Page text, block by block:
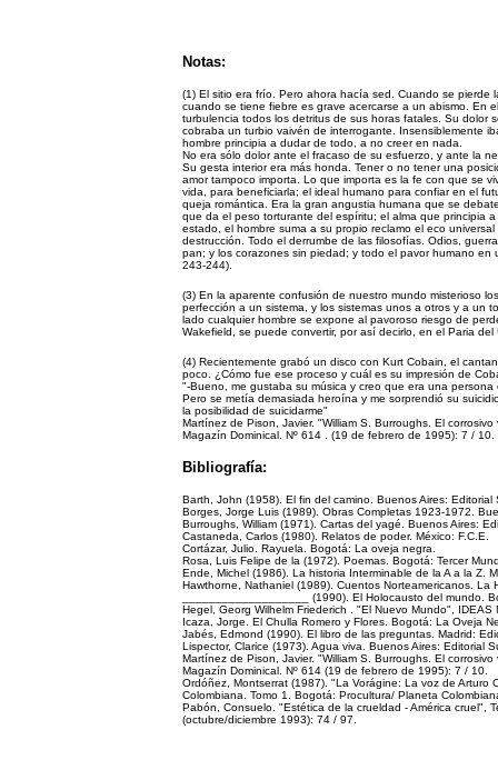
Notas:
(1) El sitio era frío. Pero ahora hacía sed. Cuando se pierde
cuando se tiene fiebre es grave acercarse a un abismo. En
turbulencia todos los detritus de sus horas fatales. Su dolor
cobraba un turbio vaivén de interrogante. Insensiblemente
hombre principia a dudar de todo, a no creer en nada.
No era sólo dolor ante el fracaso de su esfuerzo, y ante la
Su gesta interior era más honda. Tener o no tener una
amor tampoco importa. Lo que importa es la fe con que se
vida, para beneficiarla; el ideal humano para confiar en el
queja romántica. Era la gran angustia humana que se
que da el peso torturante del espíritu; el alma que principia
estado, el hombre suma a su propio reclamo el eco
destrucción. Todo el derrumbe de las filosofías. Odios,
pan; y los corazones sin piedad; y todo el pavor humano en
243-244).
(3) En la aparente confusión de nuestro mundo misterioso
perfección a un sistema, y los sistemas unos a otros y a un
lado cualquier hombre se expone al pavoroso riesgo de
Wakefield, se puede convertir, por así decirlo, en el Paria
(4) Recientemente grabó un disco con Kurt Cobain, el
poco. ¿Cómo fue ese proceso y cuál es su impresión de
"-Bueno, me gustaba su música y creo que era una
Pero se metía demasiada heroína y me sorprendió su
la posibilidad de suicidarme"
Martínez de Pison, Javier. "William S. Burroughs. El
Magazín Dominical. Nº 614 . (19 de febrero de 1995): 7 / 10.
Bibliografía:
Barth, John (1958). El fin del camino. Buenos Aires: Editorial
Borges, Jorge Luis (1989). Obras Completas 1923-1972.
Burroughs, William (1971). Cartas del yagé. Buenos Aires:
Castaneda, Carlos (1980). Relatos de poder. México: F.C.E.
Cortázar, Julio. Rayuela. Bogotá: La oveja negra.
Rosa, Luis Felipe de la (1972). Poemas. Bogotá: Tercer
Ende, Michel (1986). La historia Interminable de la A a la Z.
Hawthorne, Nathaniel (1989). Cuentos Norteamericanos. La
___________________ (1990). El Holocausto del mundo.
Hegel, Georg Wilhelm Friederich . "El Nuevo Mundo",
Icaza, Jorge. El Chulla Romero y Flores. Bogotá: La Oveja
Jabés, Edmond (1990). El libro de las preguntas. Madrid:
Lispector, Clarice (1973). Agua viva. Buenos Aires: Editorial
Martínez de Pison, Javier. "William S. Burroughs. El
Magazín Dominical. Nº 614 (19 de febrero de 1995): 7 / 10.
Ordóñez, Montserrat (1987). "La Vorágine: La voz de Arturo
Colombiana. Tomo 1. Bogotá: Procultura/ Planeta
Pabón, Consuelo. "Estética de la crueldad - América cruel",
(octubre/diciembre 1993): 74 / 97.